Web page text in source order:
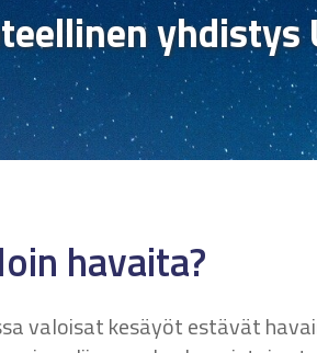
yhdistys
havaita?
valoisat kesäyöt estävät